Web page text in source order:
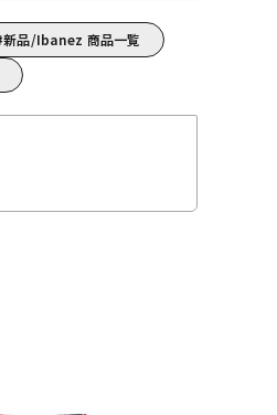
新品/Ibanez 商品一覧